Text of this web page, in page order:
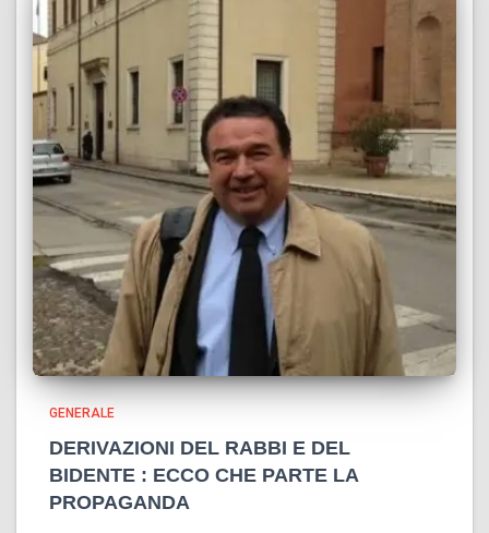
GENERALE
DERIVAZIONI DEL RABBI E DEL
BIDENTE : ECCO CHE PARTE LA
PROPAGANDA